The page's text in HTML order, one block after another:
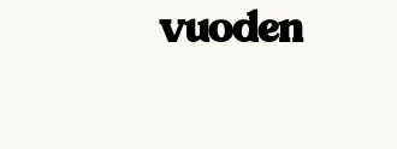
vuoden